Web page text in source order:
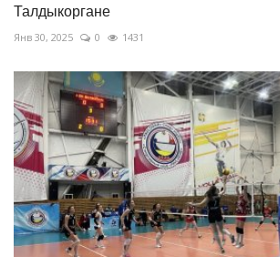
Талдыкоргане
Янв 30, 2025 0 1431